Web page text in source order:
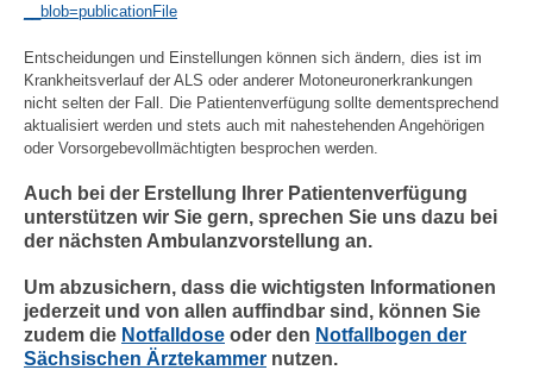
__blob=publicationFile
Entscheidungen und Einstellungen können sich ändern, dies ist im
Krankheitsverlauf der ALS oder anderer Motoneuronerkrankungen
nicht selten der Fall. Die Patientenverfügung sollte dementsprechend
aktualisiert werden und stets auch mit nahestehenden Angehörigen
oder Vorsorgebevollmächtigten besprochen werden.
Auch bei der Erstellung Ihrer Patientenverfügung
unterstützen wir Sie gern, sprechen Sie uns dazu bei
der nächsten Ambulanzvorstellung an.
Um abzusichern, dass die wichtigsten Informationen
jederzeit und von allen auffindbar sind, können Sie
zudem die Notfalldose oder den Notfallbogen der
Sächsischen Ärztekammer nutzen.